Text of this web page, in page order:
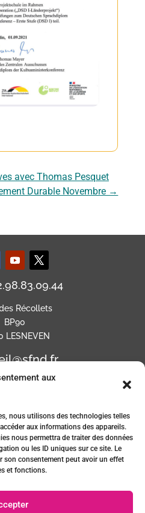
aux
nous utilisons des technologies telles
aux informations des appareils.
nous permettra de traiter des données
ou les ID uniques sur ce site. Le
son consentement peut avoir un effet
et fonctions.
avec Thomas Pesquet
Durable Novembre →
Récollets
BP90
LESNEVEN
Légales